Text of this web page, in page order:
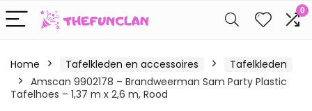
0
Home Tafelkleden en accessoires
Tafelkleden
Amscan 9902178 – Brandweerman Sam Party Plastic
Tafelhoes – 1,37 m x 2,6 m, Rood